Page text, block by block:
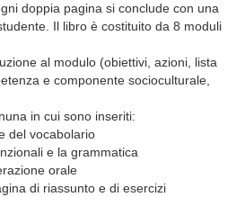
doppia pagina si conclude con una
Il libro è costituito da 8 moduli
al modulo (obiettivi, azioni, lista
e componente socioculturale,
in cui sono inseriti:
del vocabolario
e la grammatica
orale
di riassunto e di esercizi